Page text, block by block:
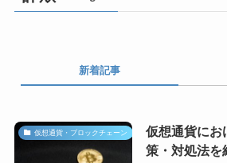
新着記事
仮想通貨・ブロックチェーン
仮想通貨にお
策・対処法を